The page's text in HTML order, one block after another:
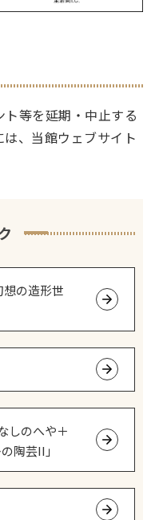
等を延期・中止する
、当館ウェブサイト
の造形世
しのへや＋
陶芸II」